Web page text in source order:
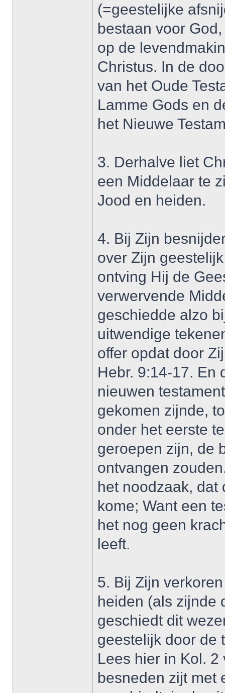
(=geestelijke
bestaan voor
op de
Christus. In de
van het Oude
Lamme Gods en
het Nieuwe
3. Derhalve liet
een Middelaar te
Jood en heiden.
4. Bij Zijn
over Zijn
ontving Hij de
verwervende
geschiedde alzo
uitwendige
offer opdat door
Hebr. 9:14-17. En
nieuwen
gekomen zijnde,
onder het eerste
geroepen zijn, de
ontvangen
het noodzaak, dat
kome; Want een
het nog geen
leeft.
5. Bij Zijn
heiden (als zijnde
geschiedt dit
geestelijk door de
Lees hier in Kol. 2
besneden zijt met